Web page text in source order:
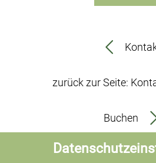
zurück zur Seite:
Buchen